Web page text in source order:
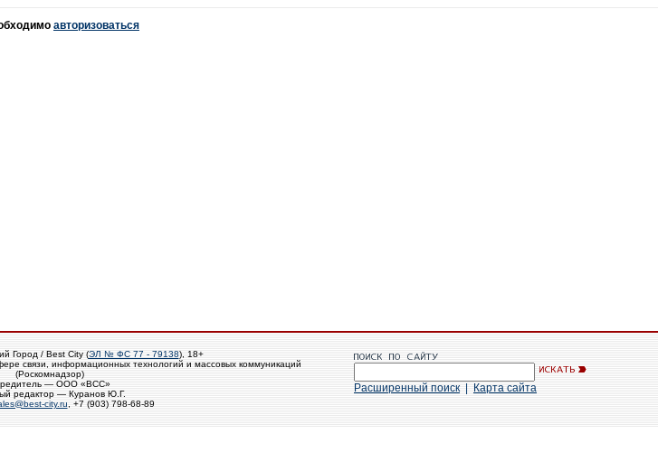
авторизоваться
Город / Best City (ЭЛ № ФС 77 - 79138), 18+
связи, информационных технологий и массовых коммуникаций
(Роскомнадзор)
— ООО «ВСС»
редактор — Куранов Ю.Г.
city.ru , +7 (903) 798-68-89
Расширенный поиск Карта сайта